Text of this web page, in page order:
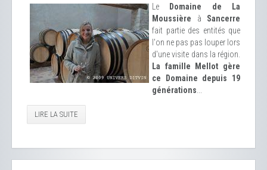
Le
Domaine de La
Moussière à Sancerre
fait partie des entités que
l'on ne pas pas louper lors
d'une visite dans la région.
La famille Mellot gère
ce Domaine depuis 19
générations
LIRE LA SUITE